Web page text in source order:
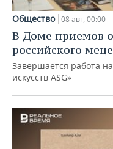
Общество 08 авг, 00:00
В Доме приемов
российского
Завершается работа
искусств ASG»